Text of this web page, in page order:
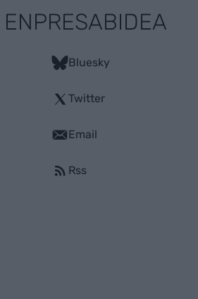
Bluesky
Twitter
Email
Rss